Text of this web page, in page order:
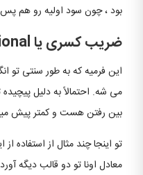
بود ، چون سود اولیه رو هم
ضریب کسری یا Fractional
این فرمیه که به طور سنتی تو
می شه. احتمالاً به دلیل
بین رفتن هست و کمتر پیش میاد
تو اینجا چند مثال از استفاده
معادل اونا تو دو قالب دیگه